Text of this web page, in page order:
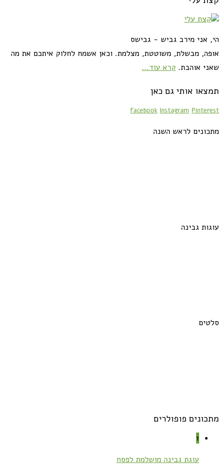
הי, אני מירב גביש - גבישס
אופה, מבשלת, משוטטת, מצלמת. וכאן אשמח לחלוק איתכם את מה
שאני אוהבת. קרא עוד...
תמצאו אותי גם כאן
Facebook Instagram Pinterest
מתכונים לראש השנה
עוגות גבינה
סלטים
מתכונים פופולרים
1
עוגת גבינה מושלמת לפסח